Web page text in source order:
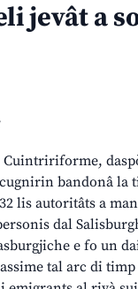
jevât a
Cuintririforme,
bandonâ la
lis autoritâts a
dal
e fo un
tal arc di timp